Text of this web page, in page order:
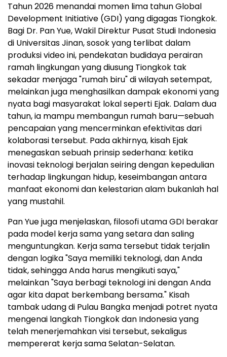
Tahun 2026 menandai momen lima tahun Global
Development Initiative (GDI) yang digagas Tiongkok.
Bagi Dr. Pan Yue, Wakil Direktur Pusat Studi Indonesia
di Universitas Jinan, sosok yang terlibat dalam
produksi video ini, pendekatan budidaya perairan
ramah lingkungan yang diusung Tiongkok tak
sekadar menjaga "rumah biru" di wilayah setempat,
melainkan juga menghasilkan dampak ekonomi yang
nyata bagi masyarakat lokal seperti Ejak. Dalam dua
tahun, ia mampu membangun rumah baru—sebuah
pencapaian yang mencerminkan efektivitas dari
kolaborasi tersebut. Pada akhirnya, kisah Ejak
menegaskan sebuah prinsip sederhana: ketika
inovasi teknologi berjalan seiring dengan kepedulian
terhadap lingkungan hidup, keseimbangan antara
manfaat ekonomi dan kelestarian alam bukanlah hal
yang mustahil.
Pan Yue juga menjelaskan, filosofi utama GDI berakar
pada model kerja sama yang setara dan saling
menguntungkan. Kerja sama tersebut tidak terjalin
dengan logika "Saya memiliki teknologi, dan Anda
tidak, sehingga Anda harus mengikuti saya,"
melainkan "Saya berbagi teknologi ini dengan Anda
agar kita dapat berkembang bersama." Kisah
tambak udang di Pulau Bangka menjadi potret nyata
mengenai langkah Tiongkok dan Indonesia yang
telah menerjemahkan visi tersebut, sekaligus
mempererat kerja sama Selatan-Selatan.